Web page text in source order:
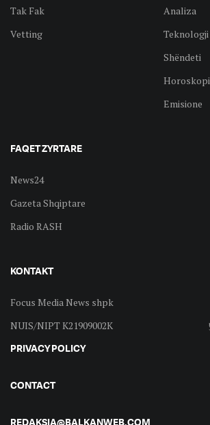
Tak Fak
Vetting
Analiza
Teknologji
Shëndeti
Horoskopi
Emisione
FAQET ZYRTARE
News24
Gazeta Shqiptare
Radio RASH
KONTAKT
Focus Media News shpk
NUIS/NIPT K21909002K
PRIVACY POLICY
CONTACT
REDAKSIA@BALKANWEB.COM